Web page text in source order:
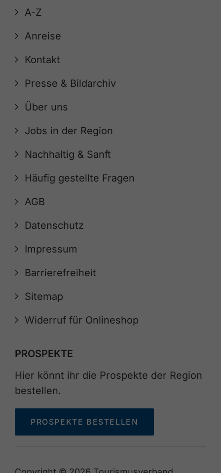
A-Z
Anreise
Kontakt
Presse & Bildarchiv
Über uns
Jobs in der Region
Nachhaltig & Sanft
Häufig gestellte Fragen
AGB
Datenschutz
Impressum
Barrierefreiheit
Sitemap
Widerruf für Onlineshop
PROSPEKTE
Hier könnt ihr die Prospekte der Region
bestellen.
PROSPEKTE BESTELLEN